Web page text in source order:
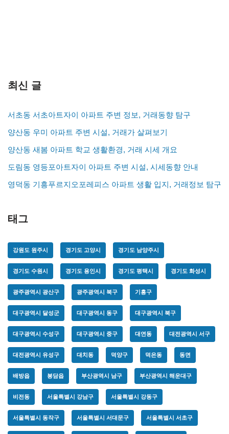
최신 글
서초동 서초아트자이 아파트 주변 정보, 거래동향 탐구
양산동 우미 아파트 주변 시설, 거래가 살펴보기
양산동 새봄 아파트 학교 생활환경, 거래 시세 개요
도림동 영등포아트자이 아파트 주변 시설, 시세동향 안내
영덕동 기흥푸르지오포레피스 아파트 생활 입지, 거래정보 탐구
태그
강원도 원주시 경기도 고양시 경기도 남양주시
경기도 수원시 경기도 용인시 경기도 평택시 경기도 화성시
광주광역시 광산구 광주광역시 북구 기흥구
대구광역시 달성군 대구광역시 동구 대구광역시 북구
대구광역시 수성구 대구광역시 중구 대연동 대전광역시 서구
대전광역시 유성구 대치동 덕양구 덕은동 동면
배방읍 봉담읍 부산광역시 남구 부산광역시 해운대구
비전동 서울특별시 강남구 서울특별시 강동구
서울특별시 동작구 서울특별시 서대문구 서울특별시 서초구